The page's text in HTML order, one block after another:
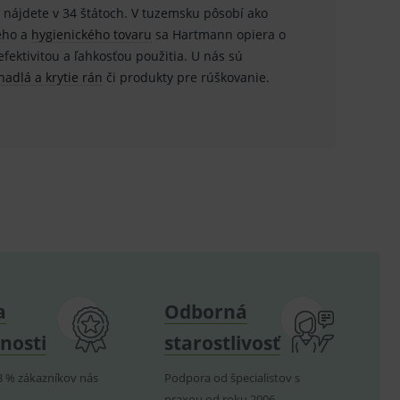
v 34 štátoch. V tuzemsku pôsobí ako
a hygienického tovaru sa Hartmann opiera o
a ľahkosťou použitia. U nás sú
a krytie rán či produkty pre rúškovanie.
% zákazníkov nás
Odborná
starostlivosť
Podpora od špecialistov s
zapamatování
analytics.
zobrazení
reklamy.
předvoleb pro
webu používá